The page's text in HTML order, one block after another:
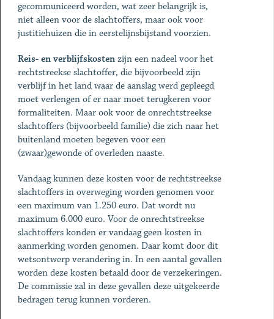
gecommuniceerd worden, wat zeer belangrijk is,
niet alleen voor de slachtoffers, maar ook voor
justitiehuizen die in eerstelijnsbijstand voorzien.
Reis- en verblijfskostenzijn een nadeel voor het
rechtstreekse slachtoffer, die bijvoorbeeld zijn
verblijf in het land waar de aanslag werd gepleegd
moet verlengen of er naar moet terugkeren voor
formaliteiten. Maar ook voor de onrechtstreekse
slachtoffers (bijvoorbeeld familie) die zich naar het
buitenland moeten begeven voor een
(zwaar)gewonde of overleden naaste.
Vandaag kunnen deze kosten voor de rechtstreekse
slachtoffers in overweging worden genomen voor
een maximum van 1.250 euro. Dat wordt nu
maximum 6.000 euro. Voor de onrechtstreekse
slachtoffers konden er vandaag geen kosten in
aanmerking worden genomen. Daar komt door dit
wetsontwerp verandering in. In een aantal gevallen
worden deze kosten betaald door de verzekeringen.
De commissie zal in deze gevallen deze uitgekeerde
bedragen terug kunnen vorderen.